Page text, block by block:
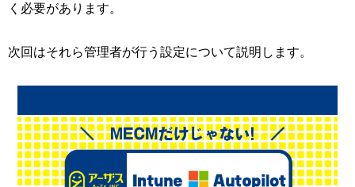
く必要があります。
次回はそれら管理者が行う設定について説明します。